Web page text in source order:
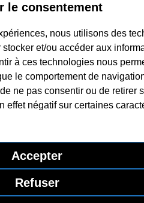
le consentement
nous utilisons des
et/ou accéder aux
à ces technologies nous
le comportement de
ne pas consentir ou de retirer
effet négatif sur certaines
Accepter
Refuser